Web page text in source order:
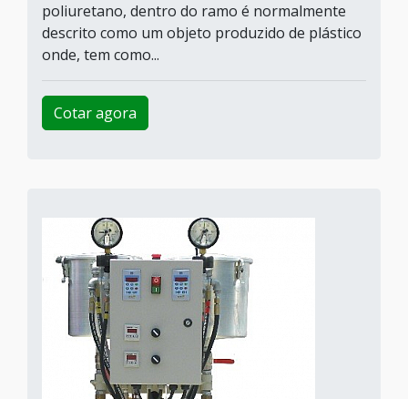
poliuretano, dentro do ramo é normalmente
descrito como um objeto produzido de plástico
onde, tem como...
Cotar agora